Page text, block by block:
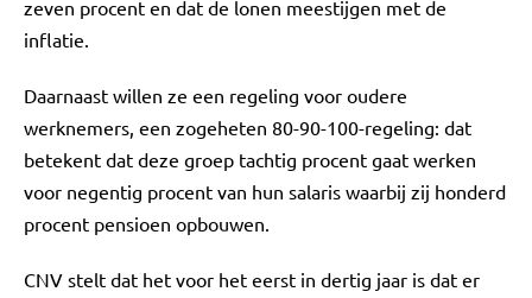
zeven procent en dat de lonen meestijgen met de
inflatie.
Daarnaast willen ze een regeling voor oudere
werknemers, een zogeheten 80-90-100-regeling: dat
betekent dat deze groep tachtig procent gaat werken
voor negentig procent van hun salaris waarbij zij honderd
procent pensioen opbouwen.
CNV stelt dat het voor het eerst in dertig jaar is dat er